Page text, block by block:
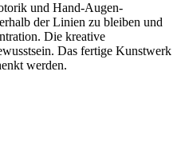
und Hand-Augen-
der Linien zu bleiben und
Die kreative
Das fertige Kunstwerk
werden.